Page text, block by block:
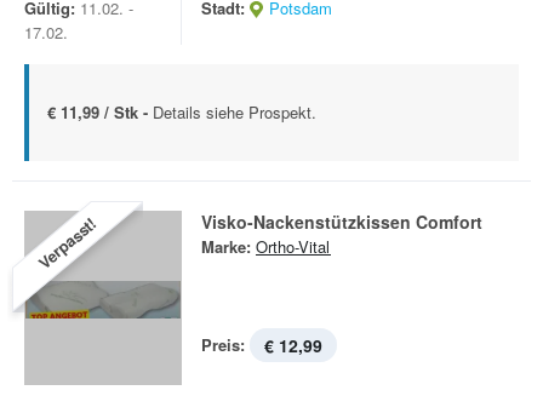
Gültig: 11.02. -
17.02.
Stadt:
Potsdam
€ 11,99 / Stk - Details siehe Prospekt.
Verpasst! Visko-Nackenstützkissen Comfort
Marke: Ortho-Vital
Preis: € 12,99